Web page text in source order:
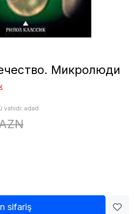
Микролюди
vahidi: ədəd
sifariş